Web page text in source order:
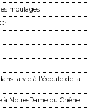
moulages"
la vie à l'écoute de la
à Notre-Dame du Chêne